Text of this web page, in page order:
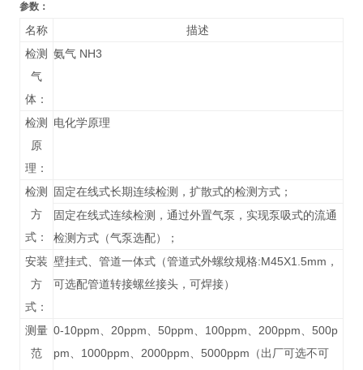
参数：
名称
描述
检测
气
体：
氨气 NH3
检测
原
理：
电化学原理
检测
方
式：
固定在线式长期连续检测，扩散式的检测方式；
固定在线式连续检测，通过外置气泵，实现泵吸式的流通
检测方式（气泵选配）；
安装
方
式：
壁挂式、管道一体式（管道式外螺纹规格:M45X1.5mm，
可选配管道转接螺丝接头，可焊接）
测量
范
0-10ppm、20ppm、50ppm、100ppm、200ppm、500p
pm、1000ppm、2000ppm、5000ppm（出厂可选不可